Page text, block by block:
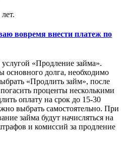
вовремя внести платеж по
«Продление займа».
основного долга, необходимо
«Продлить займ», после
проценты несколькими
оплату на срок до 15-30
выбрать самостоятельно. При
займа будут начисляться на
и комиссий за продление